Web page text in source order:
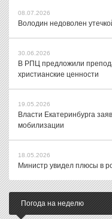
08.07.2026
Володин недоволен
30.06.2026
В РПЦ предложили
христианские ценности
19.05.2026
Власти Екатеринбурга
мобилизации
18.05.2026
Министр увидел плюсы в
Погода на неделю